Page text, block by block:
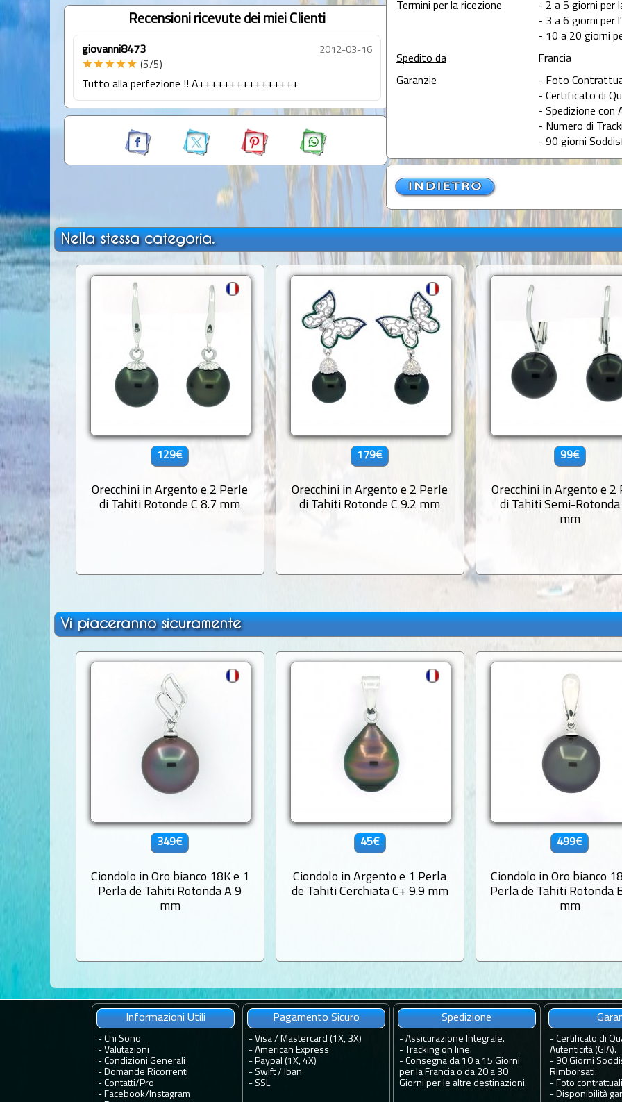
Recensioni ricevute dei miei Clienti
giovanni8473 2012-03-16
★★★★★ (5/5)
Tutto alla perfezione !! A++++++++++++++++
Termini per la ricezione
- 2 a 5 giorni per
- 3 a 6 giorni per
- 10 a 20 giorni
Spedito da
Francia
Garanzie
- Foto
- Certificato di
- Spedizione con
- Numero di
- 90 giorni
Nella stessa categoria.
129€
Orecchini in Argento e 2 Perle
di Tahiti Rotonde C 8.7 mm
179€
Orecchini in Argento e 2 Perle
di Tahiti Rotonde C 9.2 mm
99€
Orecchini in Argento e 2
di Tahiti Semi-Rotonda
mm
Vi piaceranno sicuramente
349€
Ciondolo in Oro bianco 18K e 1
Perla de Tahiti Rotonda A 9
mm
45€
Ciondolo in Argento e 1 Perla
de Tahiti Cerchiata C+ 9.9 mm
499€
Ciondolo in Oro bianco
Perla de Tahiti Rotonda
mm
Informazioni Utili
- Chi Sono
- Valutazioni
- Condizioni Generali
- Domande Ricorrenti
- Contatti/ Pro
- Facebook/ Instagram
Pagamento Sicuro
- Visa / Mastercard (1X, 3X)
- American Express
- Paypal (1X, 4X)
- Swift / Iban
- SSL
Spedizione
- Assicurazione Integrale.
- Tracking on line.
- Consegna da 10 a 15 Giorni
per la Francia o da 20 a 30
Giorni per le altre destinazioni.
- Certificato di
Autenticità (GIA).
- 90 Giorni
Rimborsati.
- Foto
- Disponibilità